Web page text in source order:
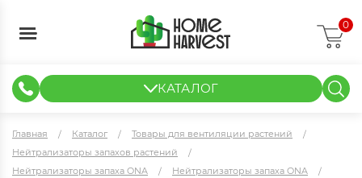
0
КАТАЛОГ
Главная Каталог
Товары для вентиляции растений
Нейтрализаторы запахов растений
Нейтрализаторы запаха ONA
Нейтрализаторы запаха ONA